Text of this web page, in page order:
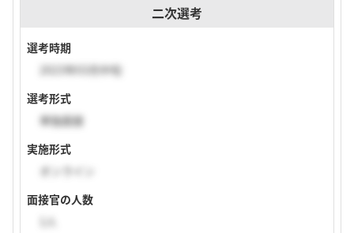
二次選考
選考時期
2023年03月中旬
選考形式
単独面接
実施形式
オンライン
面接官の人数